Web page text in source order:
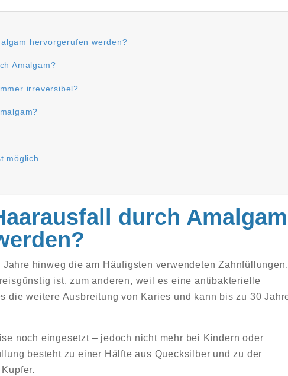
hervorgerufen werden?
Amalgam?
irreversibel?
möglich
durch Amalgam
hinweg die am Häufigsten verwendeten Zahnfüllungen.
ist, zum anderen, weil es eine antibakterielle
die weitere Ausbreitung von Karies und kann bis zu 30
noch eingesetzt – jedoch nicht mehr bei Kindern oder
besteht zu einer Hälfte aus Quecksilber und zu der